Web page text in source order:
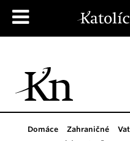
Domáce Zahraničné